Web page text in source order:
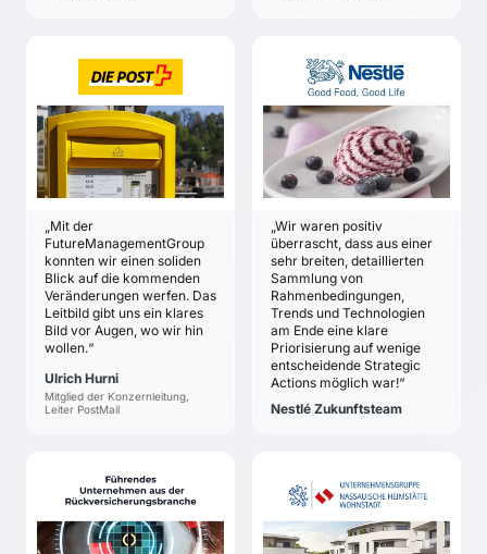
richtige und nötige Tun
zur Umsetzung der
Strategie
machen.
„Mit der
FutureManagementGroup
konnten wir einen soliden
Blick auf die kommenden
Veränderungen werfen. Das
Leitbild gibt uns ein klares
Bild vor Augen, wo wir hin
wollen.“
Ulrich Hurni
Mitglied der Konzernleitung,
Leiter PostMail
DIE POST
Ulrich Hurni
ZIELE
Bestimmung des
langfristigen Auftrags
für PostMail mit einem
Solide
Zukunftsannahmen in
einem sich stark
verändernden Markt
Entwicklung der
Entwicklung,
potenzialreicher
Geschäftsfelder
Analyse und Strategie-
Entwicklung für neue
„Wir waren positiv
überrascht, dass aus einer
sehr breiten, detaillierten
Sammlung von
Rahmenbedingungen,
Trends und Technologien
am Ende eine klare
Priorisierung auf wenige
entscheidende Strategic
Actions möglich war!“
Nestlé Zukunftsteam
NESTLÉ
DEUTSCHLAND AG
Nestlé Zukunftsteam
ZIELE
Übersicht über
mögliche
Markt für
Lebensmittelanbieter
Erarbeitung von
konkreten
strategischen
Handlungsempfehlungen
Aufbau und
Implementierung eines
Szenario- und
FÜHRENDES
UNTERNEHMEN AUS
NASSAUISCHE
HEIMSTÄTTE /
Dr. Thomas Hain